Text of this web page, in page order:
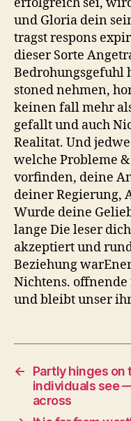
und Gloria dein
tragst respons
dieser Sorte
Bedrohungsgefuhl
stoned nehmen,
keinen fall mehr
gefallt und auch
Realitat. Und
welche Probleme
vorfinden, deine
deiner Regierung,
Wurde deine
lange Die leser
akzeptiert und
Beziehung
Nichtens.
und bleibt unser
←
Partly hinges on
individuals see
across